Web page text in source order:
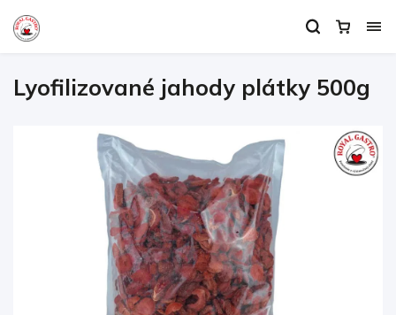
Lyofilizované jahody plátky 500g